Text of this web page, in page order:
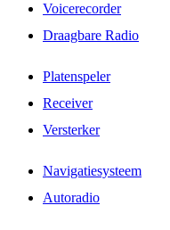
Voicerecorder
Draagbare Radio
Platenspeler
Receiver
Versterker
Navigatiesysteem
Autoradio